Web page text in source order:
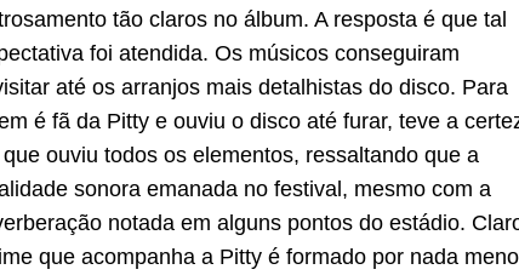
tão claros no álbum. A resposta é que tal
foi atendida. Os músicos conseguiram
até os arranjos mais detalhistas do disco. Para
é fã da Pitty e ouviu o disco até furar, teve a
ouviu todos os elementos, ressaltando que a
sonora emanada no festival, mesmo com a
notada em alguns pontos do estádio.
que acompanha a Pitty é formado por nada